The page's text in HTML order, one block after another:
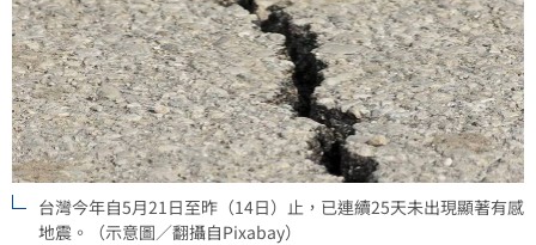
台灣今年自5月21日至昨（14日）止，已連續25天未出現顯著有感
地震。（示意圖／翻攝自Pixabay）